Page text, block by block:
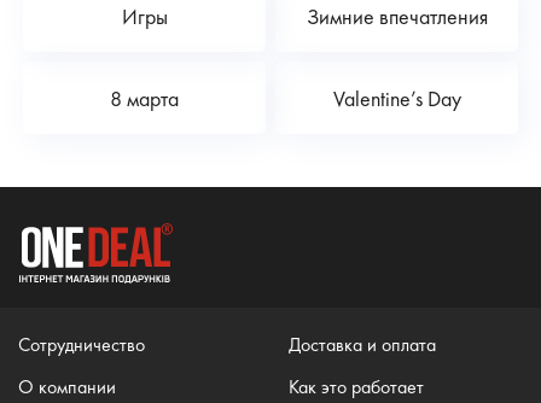
Игры Зимние впечатления
8 марта Valentine’s Day
Сотрудничество
О компании
Доставка и оплата
Как это работает